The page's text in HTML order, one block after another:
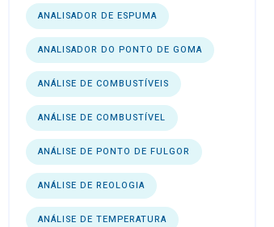
ANALISADOR DE ESPUMA
ANALISADOR DO PONTO DE GOMA
ANÁLISE DE COMBUSTÍVEIS
ANÁLISE DE COMBUSTÍVEL
ANÁLISE DE PONTO DE FULGOR
ANÁLISE DE REOLOGIA
ANÁLISE DE TEMPERATURA